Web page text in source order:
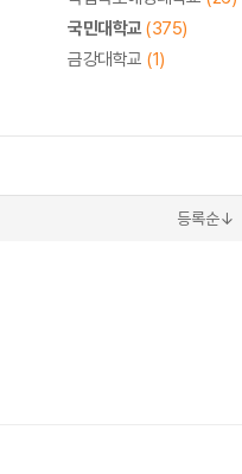
국민대학교(375)
금강대학교 (1)
등록순↓